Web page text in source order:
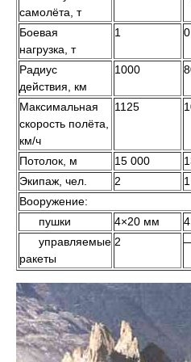
самолёта, т
Боевая
нагрузка, т
1
Радиус
действия, км
1000
Максимальная
скорость полёта,
км/ч
1125
Потолок, м 15 000
Экипаж, чел.
2 1
Вооружение:
пушки
4×20 мм
управляемые
ракеты
2